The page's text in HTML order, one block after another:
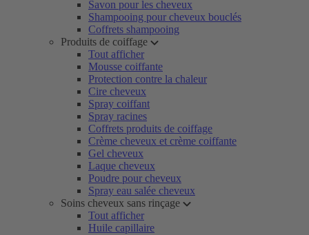
Savon pour les cheveux
Shampooing pour cheveux bouclés
Coffrets shampooing
Produits de coiffage
Tout afficher
Mousse coiffante
Protection contre la chaleur
Cire cheveux
Spray coiffant
Spray racines
Coffrets produits de coiffage
Crème cheveux et crème coiffante
Gel cheveux
Laque cheveux
Poudre pour cheveux
Spray eau salée cheveux
Soins cheveux sans rinçage
Tout afficher
Huile capillaire